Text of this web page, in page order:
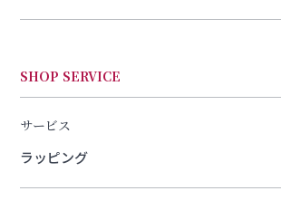
SHOP SERVICE
サービス
ラッピング